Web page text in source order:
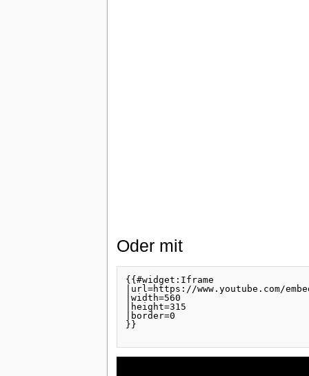
Oder mit
{{#widget:Iframe
|url=https://www.youtube.com/
|width=560
|height=315
|border=0
}}